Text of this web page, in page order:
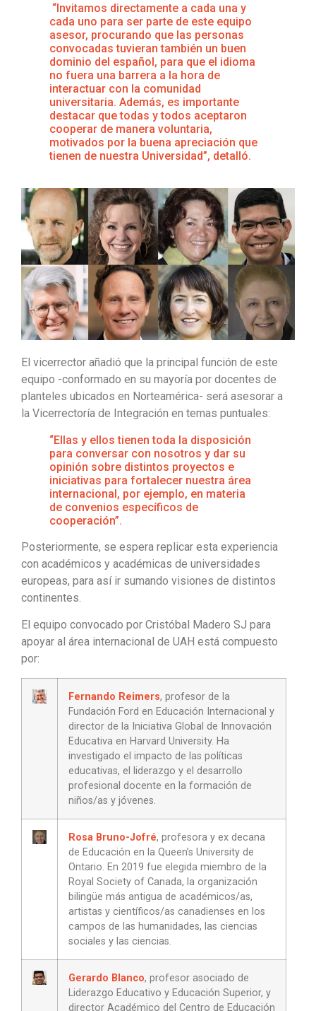
“Invitamos directamente a cada una y
cada uno para ser parte de este equipo
asesor, procurando que las personas
convocadas tuvieran también un buen
dominio del español, para que el idioma
no fuera una barrera a la hora de
interactuar con la comunidad
universitaria. Además, es importante
destacar que todas y todos aceptaron
cooperar de manera voluntaria,
motivados por la buena apreciación que
tienen de nuestra Universidad”, detalló.
El vicerrector añadió que la principal función de este
equipo -conformado en su mayoría por docentes de
planteles ubicados en Norteamérica- será asesorar a
la Vicerrectoría de Integración en temas puntuales:
“Ellas y ellos tienen toda la disposición
para conversar con nosotros y dar su
opinión sobre distintos proyectos e
iniciativas para fortalecer nuestra área
internacional, por ejemplo, en materia
de convenios específicos de
cooperación”.
Posteriormente, se espera replicar esta experiencia
con académicos y académicas de universidades
europeas, para así ir sumando visiones de distintos
continentes.
El equipo convocado por Cristóbal Madero SJ para
apoyar al área internacional de UAH está compuesto
por:
Fernando Reimers, profesor de la
Fundación Ford en Educación Internacional y
director de la Iniciativa Global de Innovación
Educativa en Harvard University. Ha
investigado el impacto de las políticas
educativas, el liderazgo y el desarrollo
profesional docente en la formación de
niños/as y jóvenes.
Rosa Bruno-Jofré, profesora y ex decana
de Educación en la Queen’s University de
Ontario. En 2019 fue elegida miembro de la
Royal Society of Canada, la organización
bilingüe más antigua de académicos/as,
artistas y científicos/as canadienses en los
campos de las humanidades, las ciencias
sociales y las ciencias.
Gerardo Blanco, profesor asociado de
Liderazgo Educativo y Educación Superior, y
director Académico del Centro de Educación